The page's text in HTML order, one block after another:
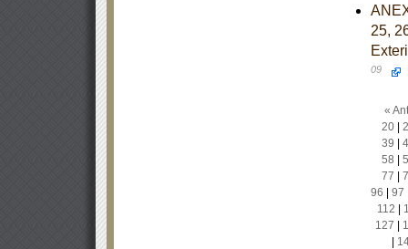
25,
09
«
20|
39
58
77
96
97
112
127